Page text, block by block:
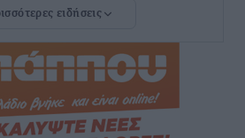
του Μαξίμου χτυπά τέλη Μαΐου του
2 ώρες
ειδήσεις